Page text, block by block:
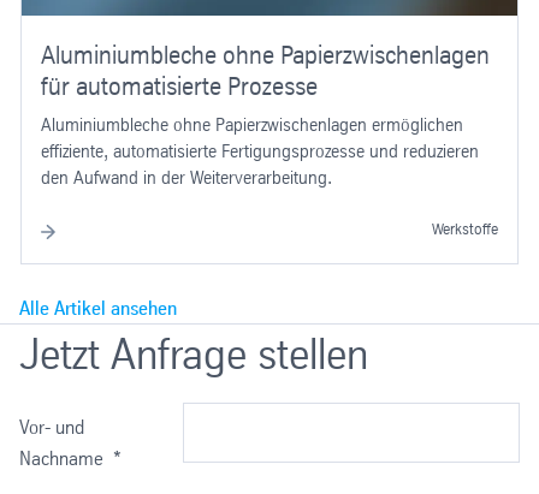
Aluminiumbleche ohne Papierzwischenlagen
für automatisierte Prozesse
Aluminiumbleche ohne Papierzwischenlagen ermöglichen
effiziente, automatisierte Fertigungsprozesse und reduzieren
den Aufwand in der Weiterverarbeitung.
Werkstoffe
Alle Artikel ansehen
Jetzt Anfrage stellen
Vor- und
Nachname *